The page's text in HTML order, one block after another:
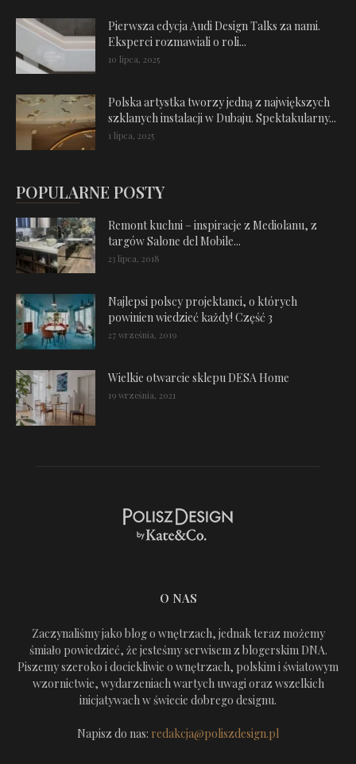
Pierwsza edycja Audi Design Talks za nami.
Eksperci rozmawiali o roli...
10 lipca, 2025
Polska artystka tworzy jedną z największych
szklanych instalacji w Dubaju. Spektakularny...
1 lipca, 2025
POPULARNE POSTY
Remont kuchni – inspiracje z Mediolanu, z
targów Salone del Mobile...
23 lipca, 2018
Najlepsi polscy projektanci, o których
powinien wiedzieć każdy! Część 3
27 września, 2019
Wielkie otwarcie sklepu DESA Home
19 września, 2021
O NAS
Zaczynaliśmy jako blog o wnętrzach, jednak teraz możemy
śmiało powiedzieć, że jesteśmy serwisem z blogerskim DNA.
Piszemy szeroko i dociekliwie o wnętrzach, polskim i światowym
wzornictwie, wydarzeniach wartych uwagi oraz wszelkich
inicjatywach w świecie dobrego designu.
Napisz do nas: redakcja@poliszdesign.pl